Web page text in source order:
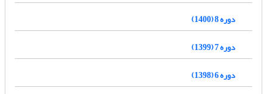
دوره 8 (1400)
دوره 7 (1399)
دوره 6 (1398)